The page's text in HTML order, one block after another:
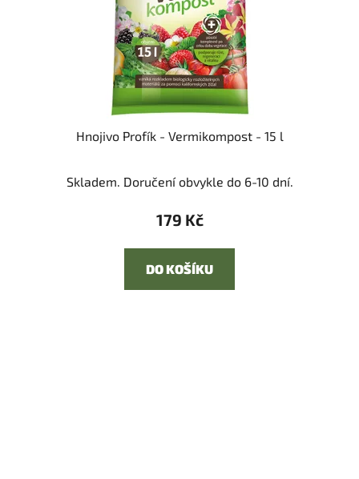
Hnojivo Profík - Vermikompost - 15 l
Skladem. Doručení obvykle do 6-10 dní.
179 Kč
DO KOŠÍKU